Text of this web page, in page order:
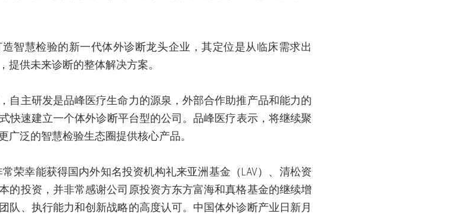
智慧检验的新一代体外诊断龙头企业，其定位是从临床需求出
提供未来诊断的整体解决方案。
自主研发是品峰医疗生命力的源泉，外部合作助推产品和能力的
快速建立一个体外诊断平台型的公司。品峰医疗表示，将继续聚
泛的智慧检验生态圈提供核心产品。
荣幸能获得国内外知名投资机构礼来亚洲基金（LAV）、清松资
的投资，并非常感谢公司原投资方东方富海和真格基金的继续增
队、执行能力和创新战略的高度认可。中国体外诊断产业日新月